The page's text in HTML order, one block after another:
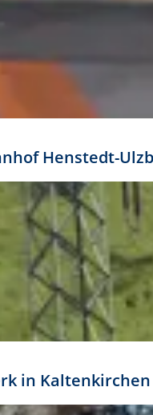
Henstedt-
in Kaltenkirchen